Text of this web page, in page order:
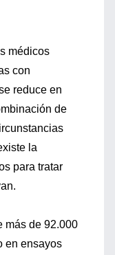
médicos
con
reduce en
de
la
para tratar
más de 92.000
en ensayos